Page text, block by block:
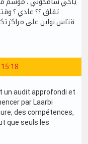
تقلق ؟؟ عادي ؟
قتاش نواين على مراكز
un audit approfondi et
par Laarbi
des compétences,
que seuls les